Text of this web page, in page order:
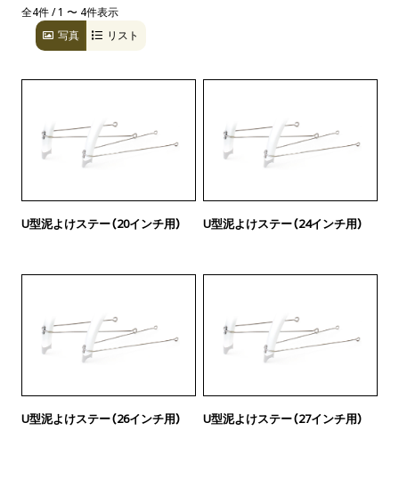
全4件 / 1 〜 4件表示
写真
リスト
U型泥よけステー（20インチ用） U型泥よけステー（24インチ用）
U型泥よけステー（26インチ用） U型泥よけステー（27インチ用）